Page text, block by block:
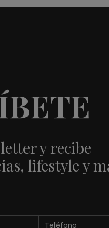
y recibe
lifestyle y